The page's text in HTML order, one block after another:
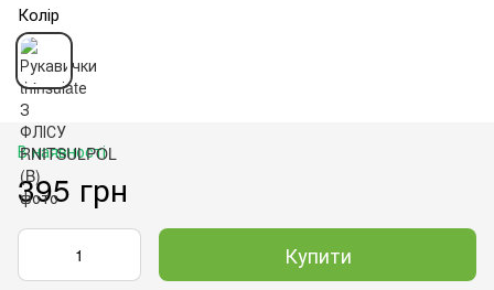
Колір
В наявності
395 грн
Купити